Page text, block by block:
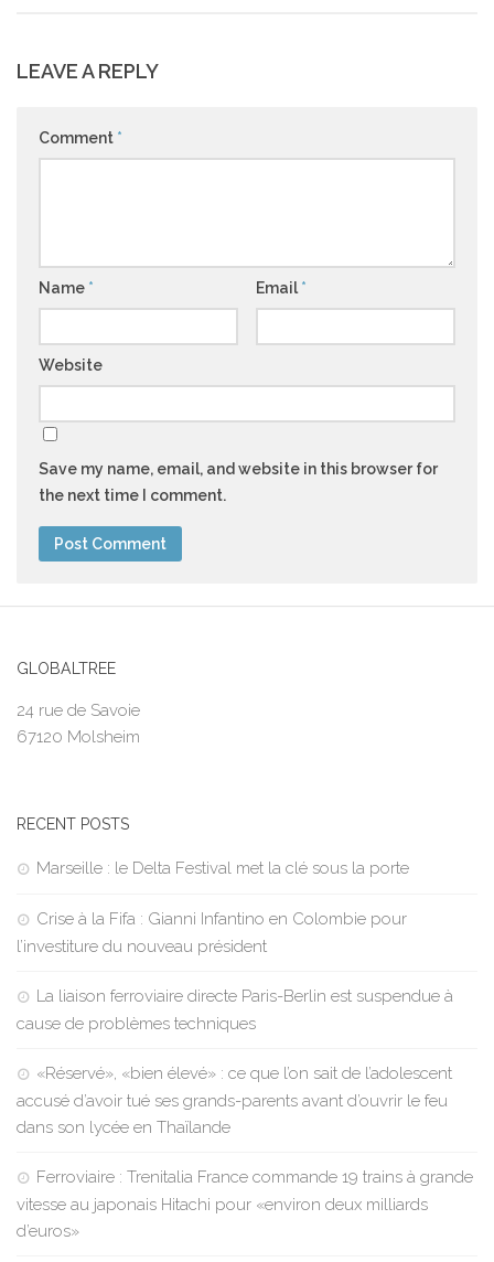
LEAVE A REPLY
Comment *
Name * Email *
Website
Save my name, email, and website in this browser for
the next time I comment.
GLOBALTREE
24 rue de Savoie
67120 Molsheim
RECENT POSTS
Marseille : le Delta Festival met la clé sous la porte
Crise à la Fifa : Gianni Infantino en Colombie pour
l’investiture du nouveau président
La liaison ferroviaire directe Paris-Berlin est suspendue à
cause de problèmes techniques
«Réservé», «bien élevé» : ce que l’on sait de l’adolescent
accusé d’avoir tué ses grands-parents avant d’ouvrir le feu
dans son lycée en Thaïlande
Ferroviaire : Trenitalia France commande 19 trains à grande
vitesse au japonais Hitachi pour «environ deux milliards
d’euros»